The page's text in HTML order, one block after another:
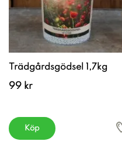
Trädgårdsgödsel 1,7kg
99 kr
Köp